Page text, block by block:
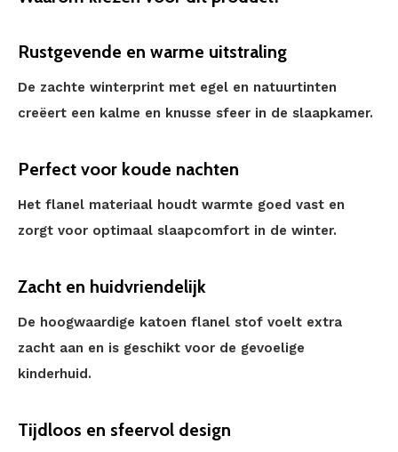
Rustgevende en warme uitstraling
De zachte winterprint met egel en natuurtinten
creëert een kalme en knusse sfeer in de slaapkamer.
Perfect voor koude nachten
Het flanel materiaal houdt warmte goed vast en
zorgt voor optimaal slaapcomfort in de winter.
Zacht en huidvriendelijk
De hoogwaardige katoen flanel stof voelt extra
zacht aan en is geschikt voor de gevoelige
kinderhuid.
Tijdloos en sfeervol design